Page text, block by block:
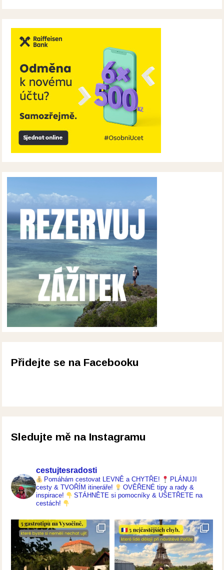
Přidejte se na Facebooku
Sledujte mě na Instagramu
cestujtesradosti
Pomáhám cestovat LEVNĚ a CHYTŘE!
PLÁNUJI
cesty & TVOŘÍM itineráře!
OVĚŘENÉ tipy a rady &
inspirace!
STÁHNĚTE si pomocníky & UŠETŘETE na
cestách!